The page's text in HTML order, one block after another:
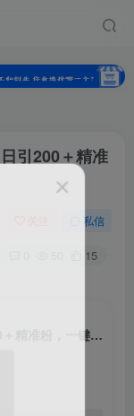
引200＋精准
私信
15
（9582期）小红书暴力引流大法，日引200＋精准粉，一键触达上万人，附详细实操